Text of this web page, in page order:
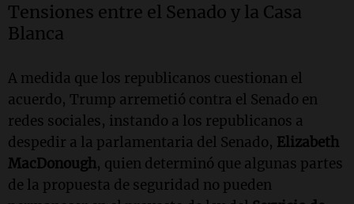
Tensiones entre el Senado y la Casa
Blanca
A medida que los republicanos cuestionan el
acuerdo, Trump arremetió contra el Senado en
redes sociales, instando a los republicanos a
despedir a la parlamentaria del Senado, Elizabeth
MacDonough, quien determinó que algunas partes
de la propuesta de seguridad no pueden